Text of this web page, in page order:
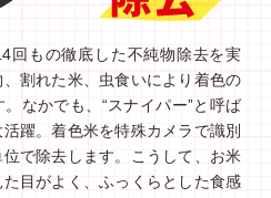
回もの徹底した不純物除去を実
割れた米、虫食いにより着色の
なかでも、“スナイパー”と呼ば
躍。着色米を特殊カメラで識別
で除去します。こうして、お米
目がよく、ふっくらとした食感